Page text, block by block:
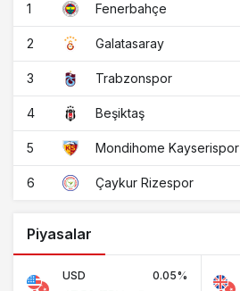
1 Fenerbahçe
2 Galatasaray
3 Trabzonspor
4 Beşiktaş
5 Mondihome Kayserispor
6 Çaykur Rizespor
Piyasalar
USD 0.05%